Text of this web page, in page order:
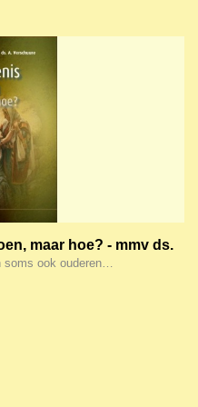
maar hoe? - mmv ds.
soms ook ouderen…